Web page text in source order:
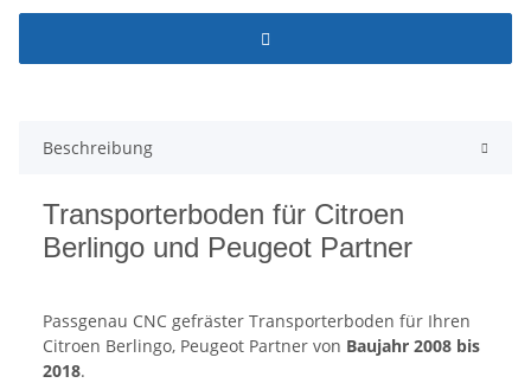
Beschreibung
Transporterboden für Citroen
Berlingo und Peugeot Partner
Passgenau CNC gefräster Transporterboden für Ihren
Citroen Berlingo, Peugeot Partner von Baujahr 2008 bis
2018.